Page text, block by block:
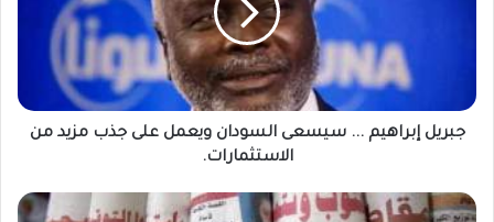
مزيد
منجبريل إبراهيم ... سيسعى السودان ويعمل على جذب مزيد من
الاستثمارات.
عناوين